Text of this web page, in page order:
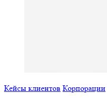
Кейсы клиентов Корпорации